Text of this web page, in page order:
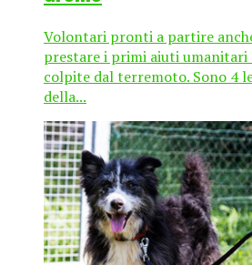
Volontari pronti a partire
prestare i primi aiuti
colpite dal terremoto. Sono 4
della...